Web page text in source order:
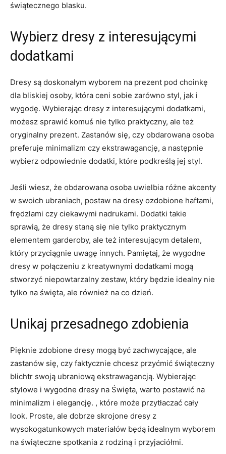
świątecznego blasku.
Wybierz dresy z interesującymi⁤
dodatkami
Dresy są doskonałym wyborem na prezent pod choinkę
dla‌ bliskiej osoby, która​ ceni sobie zarówno styl, jak i
wygodę. Wybierając dresy z interesującymi dodatkami,
możesz sprawić komuś nie tylko praktyczny, ale też
oryginalny prezent. Zastanów⁣ się,⁤ czy obdarowana ⁢osoba
preferuje minimalizm czy ekstrawagancję, a następnie
wybierz odpowiednie dodatki, które podkreślą jej ⁣styl.
Jeśli wiesz, ⁣że obdarowana osoba uwielbia różne ‍akcenty
w swoich ubraniach, postaw na dresy ozdobione haftami,
frędzlami czy ciekawymi​ nadrukami. Dodatki‍ takie
sprawią, że‌ dresy ⁢staną się nie tylko praktycznym
elementem garderoby, ale też interesującym detalem,⁣
który przyciągnie uwagę innych. Pamiętaj, że wygodne
dresy w połączeniu z kreatywnymi dodatkami mogą
stworzyć niepowtarzalny zestaw, który⁣ będzie ‍idealny nie​
tylko na święta, ale ⁤również‌ na co ⁣dzień.
Unikaj przesadnego⁤ zdobienia
Pięknie zdobione dresy mogą być zachwycające, ale
zastanów się, czy faktycznie chcesz przyćmić świąteczny
blichtr swoją ubraniową ekstrawagancją. Wybierając
stylowe i wygodne dresy na Święta, warto postawić na
minimalizm i elegancję. , które może przytłaczać cały​
look. Proste, ale dobrze skrojone dresy z
wysokogatunkowych​ materiałów będą idealnym wyborem
na świąteczne spotkania z rodziną i przyjaciółmi.